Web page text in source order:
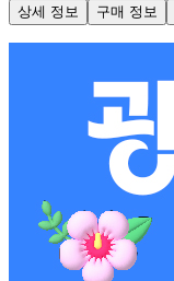
상세 정보 구매 정보